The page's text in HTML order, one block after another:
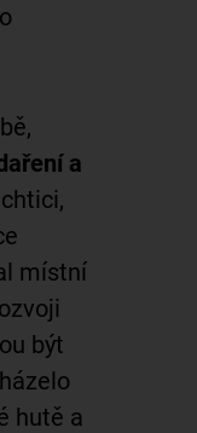
a
místní
být
hutě a